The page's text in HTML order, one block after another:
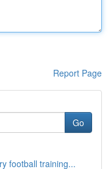
Report Page
Go
football training...